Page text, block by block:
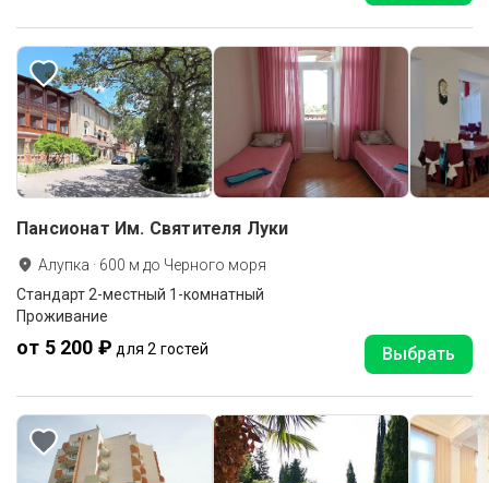
Пансионат Им. Святителя Луки
Алупка · 600 м до Черного моря
Стандарт 2-местный 1-комнатный
Проживание
от 5 200 ₽ для 2 гостей Выбрать